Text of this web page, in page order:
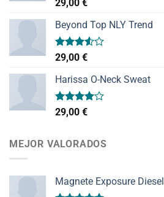
con
de 5
29,00 €
Beyond Top NLY Trend
Valorado
con
3.50de
5
29,00 €
Harissa O-Neck Sweat
Valorado
con
29,00 €
MEJOR VALORADOS
Magnete Exposure Diesel